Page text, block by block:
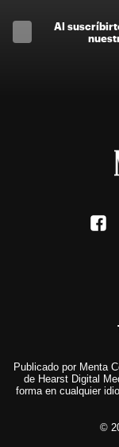
Al
Publicado por Menta
de Hearst Digital
forma en cualquier
©